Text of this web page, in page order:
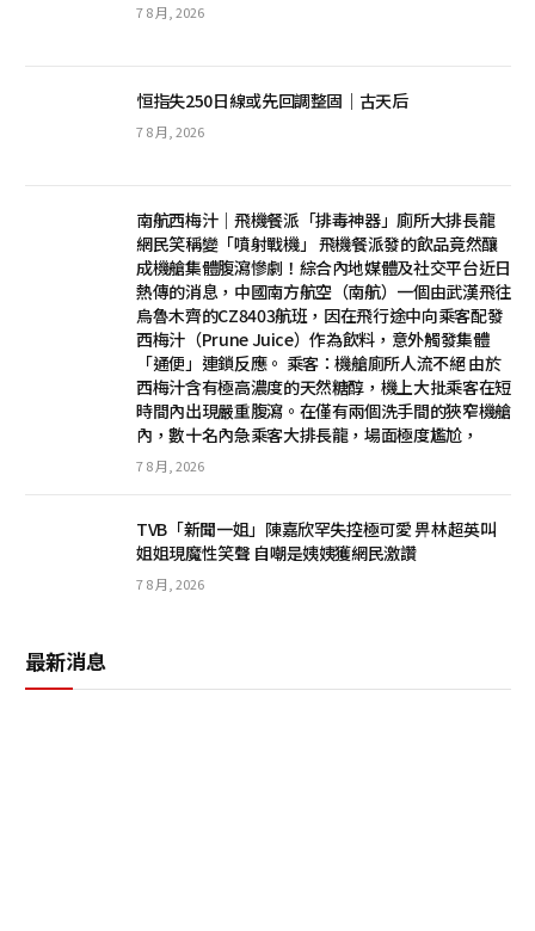
7 8 月, 2026
恒指失250日線或先回調整固｜古天后
7 8 月, 2026
南航西梅汁｜飛機餐派「排毒神器」廁所大排長龍
網民笑稱變「噴射戰機」 飛機餐派發的飲品竟然釀
成機艙集體腹瀉慘劇！綜合內地媒體及社交平台近日
熱傳的消息，中國南方航空（南航）一個由武漢飛往
烏魯木齊的CZ8403航班，因在飛行途中向乘客配發
西梅汁（Prune Juice）作為飲料，意外觸發集體
「通便」連鎖反應。 乘客：機艙廁所人流不絕 由於
西梅汁含有極高濃度的天然糖醇，機上大批乘客在短
時間內出現嚴重腹瀉。在僅有兩個洗手間的狹窄機艙
內，數十名內急乘客大排長龍，場面極度尷尬，
7 8 月, 2026
TVB「新聞一姐」陳嘉欣罕失控極可愛 畀林超英叫
姐姐現魔性笑聲 自嘲是姨姨獲網民激讚
7 8 月, 2026
最新消息